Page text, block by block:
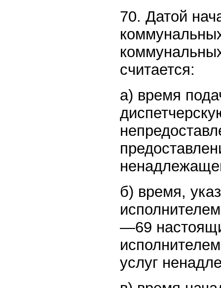
70. Датой
считается:
а) время
б) время,
—69
услуг